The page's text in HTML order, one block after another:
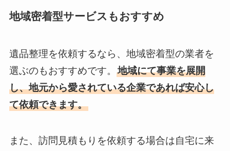
地域密着型サービスもおすすめ
遺品整理を依頼するなら、地域密着型の業者を
選ぶのもおすすめです。 地域にて事業を展開
し、地元から愛されている企業であれば安心し
て依頼できます。
また、訪問見積もりを依頼する場合は自宅に来